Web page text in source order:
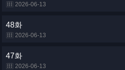
2026-06-13
48화
2026-06-13
47화
2026-06-13